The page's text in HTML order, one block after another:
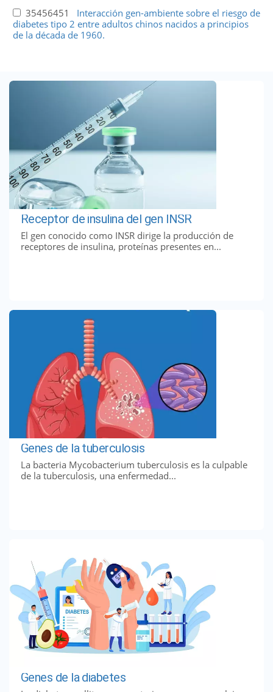
35456451 Interacción gen-ambiente sobre el riesgo de
diabetes tipo 2 entre adultos chinos nacidos a principios
de la década de 1960.
Receptor de insulina del gen INSR
El gen conocido como INSR dirige la producción de
receptores de insulina, proteínas presentes en...
Genes de la tuberculosis
La bacteria Mycobacterium tuberculosis es la culpable
de la tuberculosis, una enfermedad...
Genes de la diabetes